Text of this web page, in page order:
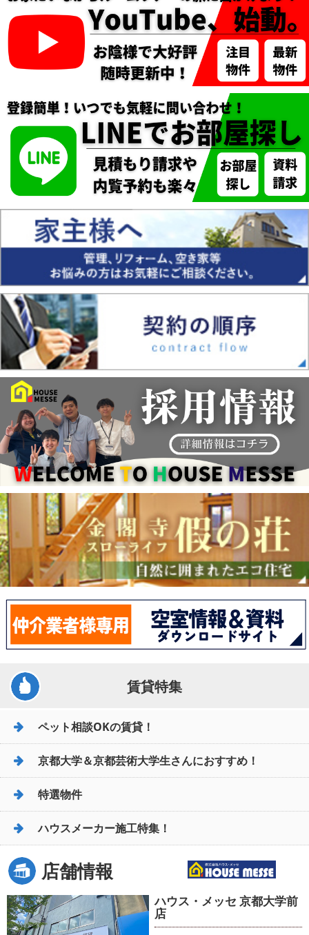
賃貸特集
ペット相談OKの賃貸！
京都大学＆京都芸術大学生さんにおすすめ！
特選物件
ハウスメーカー施工特集！
店舗情報
ハウス・メッセ 京都大学前
店